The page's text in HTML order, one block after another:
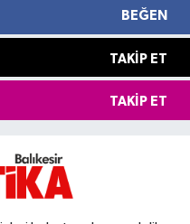
BEĞEN
TAKIP ET
TAKIP ET